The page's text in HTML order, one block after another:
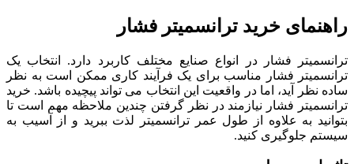
راهنمای خرید ترانسمیتر فشار
ترانسمیتر فشار در انواع صنایع مختلف کاربرد دارد. انتخاب یک
ترانسمیتر فشار مناسب برای یک فرآیند کاری ممکن است به نظر
ساده نظر آید، اما در واقعیت این انتخاب می تواند پیچیده باشد. خرید
ترانسمیتر فشار نیازمند در نظر گرفتن چندین ملاحظه مهم است تا
بتوانید به علاوه از طول عمر ترانسمیتر لذت ببرید و از آسیب به
سیستم جلوگیری کنید.